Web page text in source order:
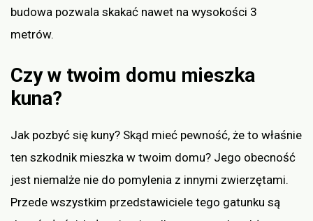
budowa pozwala skakać nawet na wysokości 3
metrów.
Czy w twoim domu mieszka
kuna?
Jak pozbyć się kuny? Skąd mieć pewność, że to właśnie
ten szkodnik mieszka w twoim domu? Jego obecność
jest niemalże nie do pomylenia z innymi zwierzętami.
Przede wszystkim przedstawiciele tego gatunku są